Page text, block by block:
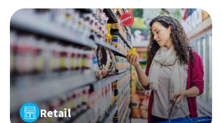
Retail